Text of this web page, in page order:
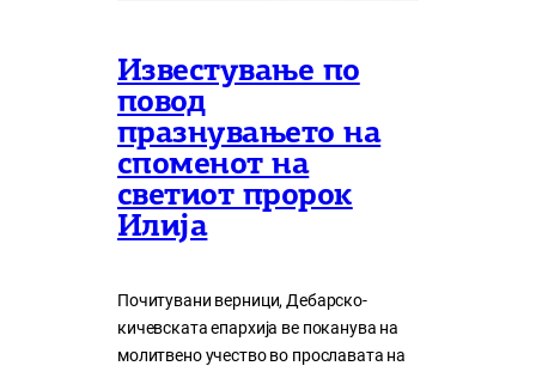
Известување по
повод
празнувањето на
споменот на
светиот пророк
Илија
Почитувани верници, Дебарско-
кичевската епархија ве поканува на
молитвено учество во прославата на